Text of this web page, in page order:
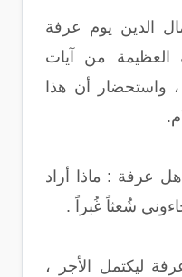
الدين يوم عرفة
العظيمة من آيات
، واستحضار أن هذا
عرفة : ماذا أراد
شُعثاً غُبراً .
ليكتمل الأجر ،